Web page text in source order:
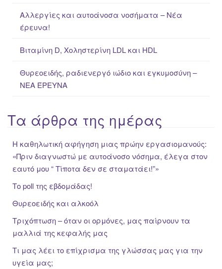
Αλλεργίες και αυτοάνοσα νοσήματα – Νέα
έρευνα!
Βιταμίνη D, Χοληστερίνη LDL και HDL
Θυρεοειδής, ραδιενεργό ιώδιο και εγκυμοσύνη –
ΝΕΑ ΈΡΕΥΝΑ
Τα άρθρα της ημέρας
Η καθηλωτική αφήγηση μιας πρώην εργασιομανούς:
«Πριν διαγνωστώ με αυτοάνοσο νόσημα, έλεγα στον
εαυτό μου “ Τίποτα δεν σε σταματάει!”»
Το poll της εβδομάδας!
Θυρεοειδής και αλκοόλ
Τριχόπτωση – όταν οι ορμόνες, μας παίρνουν τα
μαλλιά της κεφαλής μας
Τι μας λέει το επίχρισμα της γλώσσας μας για την
υγεία μας;